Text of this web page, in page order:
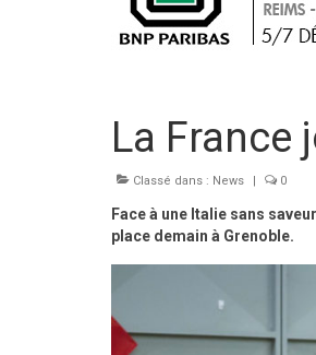
La France
Classé dans : News | 0
Face à une Italie sans
place demain à Grenoble.